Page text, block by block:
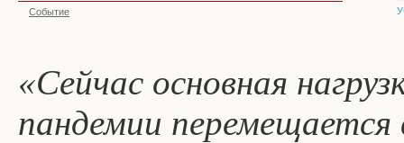
Событие
«Сейчас основная
пандемии перемещается